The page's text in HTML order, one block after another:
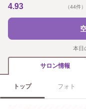
4.93 （44件）
本日
サロン情報
トップ フォト